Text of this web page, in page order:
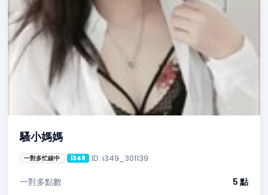
騷小媽媽
一對多忙線中 i349 ID: i349_301139
一對多點數 5 點